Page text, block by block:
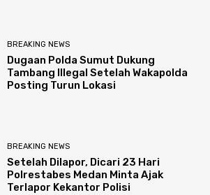
BREAKING NEWS
Dugaan Polda Sumut Dukung
Tambang Illegal Setelah Wakapolda
Posting Turun Lokasi
BREAKING NEWS
Setelah Dilapor, Dicari 23 Hari
Polrestabes Medan Minta Ajak
Terlapor Kekantor Polisi